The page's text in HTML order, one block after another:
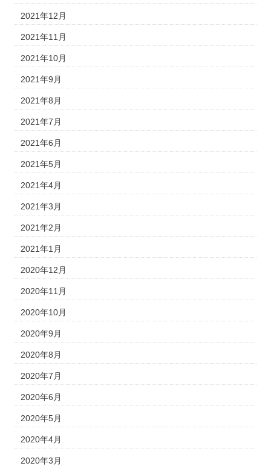
2021年12月
2021年11月
2021年10月
2021年9月
2021年8月
2021年7月
2021年6月
2021年5月
2021年4月
2021年3月
2021年2月
2021年1月
2020年12月
2020年11月
2020年10月
2020年9月
2020年8月
2020年7月
2020年6月
2020年5月
2020年4月
2020年3月